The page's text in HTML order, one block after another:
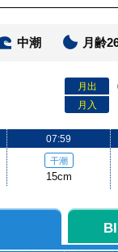
中潮 月齢
月出
月入
07:59
干潮
15cm
BI